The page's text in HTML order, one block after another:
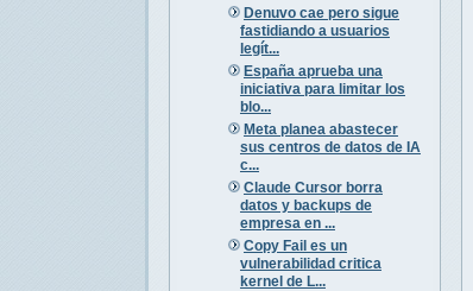
Denuvo cae pero sigue
fastidiando a usuarios
legít...
España aprueba una
iniciativa para limitar los
blo...
Meta planea abastecer
sus centros de datos de IA
c...
Claude Cursor borra
datos y backups de
empresa en ...
Copy Fail es un
vulnerabilidad critica
kernel de L...